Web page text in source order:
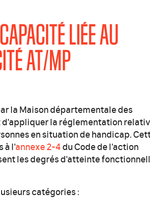
LIÉE AU
AT/MP
la Maison départementale des
d'appliquer la réglementation
en situation de handicap.
à l'annexe 2-4du Code de l'action
les degrés d'atteinte
catégories :